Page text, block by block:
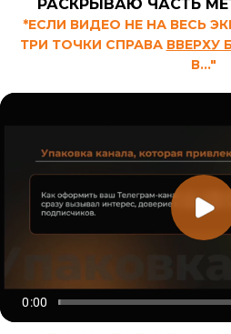
РАСКРЫВАЮ ЧАСТЬ
*ЕСЛИ ВИДЕО НЕ НА ВЕСЬ
ТРИ ТОЧКИ СПРАВА ВВЕРХУ
В..."